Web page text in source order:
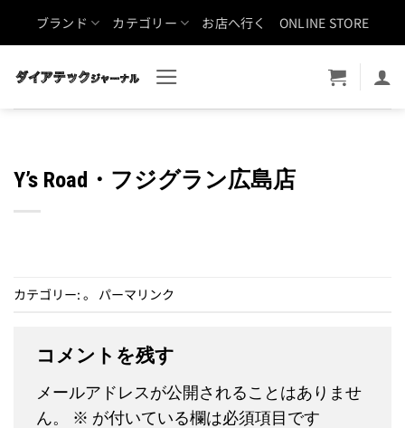
ブランド カテゴリー お店へ行く ONLINE STORE
Y’s Road・フジグラン広島店
カテゴリー: 。 パーマリンク
コメントを残す
メールアドレスが公開されることはありませ
ん。
※ が付いている欄は必須項目です